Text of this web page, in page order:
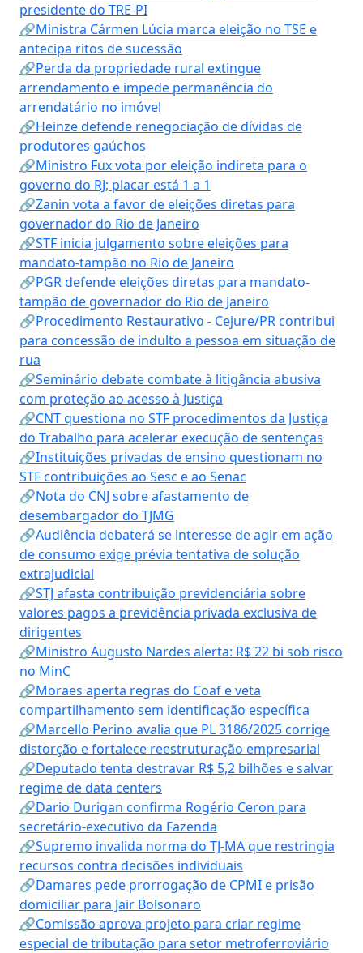
presidente do TRE-PI
🔗Ministra Cármen Lúcia marca eleição no TSE e
antecipa ritos de sucessão
🔗Perda da propriedade rural extingue
arrendamento e impede permanência do
arrendatário no imóvel
🔗Heinze defende renegociação de dívidas de
produtores gaúchos
🔗Ministro Fux vota por eleição indireta para o
governo do RJ; placar está 1 a 1
🔗Zanin vota a favor de eleições diretas para
governador do Rio de Janeiro
🔗STF inicia julgamento sobre eleições para
mandato-tampão no Rio de Janeiro
🔗PGR defende eleições diretas para mandato-
tampão de governador do Rio de Janeiro
🔗Procedimento Restaurativo - Cejure/PR contribui
para concessão de indulto a pessoa em situação de
rua
🔗Seminário debate combate à litigância abusiva
com proteção ao acesso à Justiça
🔗CNT questiona no STF procedimentos da Justiça
do Trabalho para acelerar execução de sentenças
🔗Instituições privadas de ensino questionam no
STF contribuições ao Sesc e ao Senac
🔗Nota do CNJ sobre afastamento de
desembargador do TJMG
🔗Audiência debaterá se interesse de agir em ação
de consumo exige prévia tentativa de solução
extrajudicial
🔗STJ afasta contribuição previdenciária sobre
valores pagos a previdência privada exclusiva de
dirigentes
🔗Ministro Augusto Nardes alerta: R$ 22 bi sob risco
no MinC
🔗Moraes aperta regras do Coaf e veta
compartilhamento sem identificação específica
🔗Marcello Perino avalia que PL 3186/2025 corrige
distorção e fortalece reestruturação empresarial
🔗Deputado tenta destravar R$ 5,2 bilhões e salvar
regime de data centers
🔗Dario Durigan confirma Rogério Ceron para
secretário-executivo da Fazenda
🔗Supremo invalida norma do TJ-MA que restringia
recursos contra decisões individuais
🔗Damares pede prorrogação de CPMI e prisão
domiciliar para Jair Bolsonaro
🔗Comissão aprova projeto para criar regime
especial de tributação para setor metroferroviário